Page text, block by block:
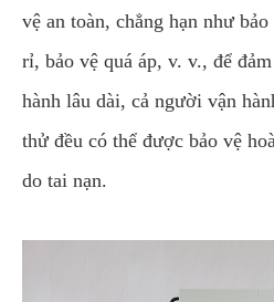
vệ an toàn, chẳng hạn như
rỉ, bảo vệ quá áp, v. v., để
hành lâu dài, cả người vận
thử đều có thể được bảo vệ
do tai nạn.